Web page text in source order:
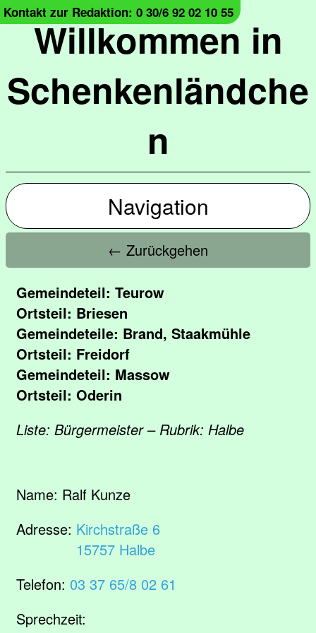
Willkommen in
Schenkenländche
n
Kontakt zur Redaktion: 0 30/6 92 02 10 55
Navigation
← Zurückgehen
Gemeindeteil: Teurow
Ortsteil: Briesen
Gemeindeteile: Brand, Staakmühle
Ortsteil: Freidorf
Gemeindeteil: Massow
Ortsteil: Oderin
Liste: Bürgermeister – Rubrik: Halbe
Name: Ralf Kunze
Adresse: Kirchstraße 6
15757 Halbe
Telefon: 03 37 65/8 02 61
Sprechzeit: